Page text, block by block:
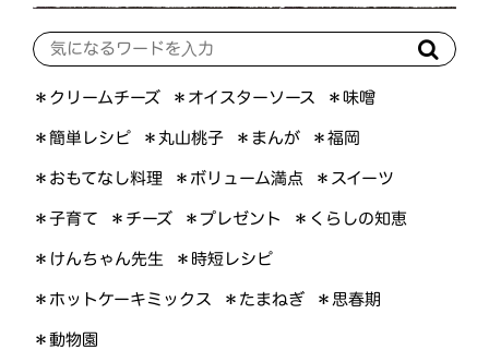
＊クリームチーズ ＊オイスターソース ＊味噌
＊簡単レシピ ＊丸山桃子 ＊まんが ＊福岡
＊おもてなし料理 ＊ボリューム満点 ＊スイーツ
＊子育て ＊チーズ ＊プレゼント ＊くらしの知恵
＊けんちゃん先生 ＊時短レシピ
＊ホットケーキミックス ＊たまねぎ ＊思春期
＊動物園